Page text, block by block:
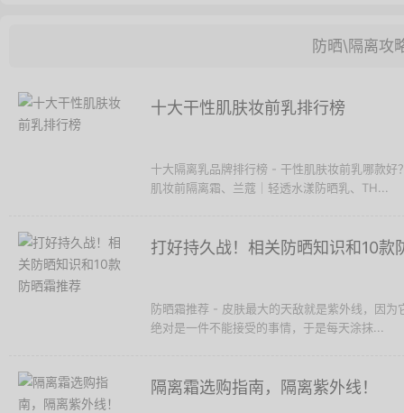
防晒\隔离攻
十大干性肌肤妆前乳排行榜
十大隔离乳品牌排行榜 - 干性肌肤妆前乳哪款
肌妆前隔离霜、兰蔻｜轻透水漾防晒乳、TH...
打好持久战！相关防晒知识和10款
防晒霜推荐 - 皮肤最大的天敌就是紫外线，因
绝对是一件不能接受的事情，于是每天涂抹...
隔离霜选购指南，隔离紫外线！